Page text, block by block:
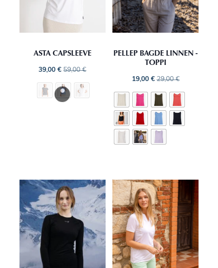
ASTA CAPSLEEVE
39,00€ 59,00€
PELLEP BAGDE LINNEN -
TOPPI
19,00 € 29,00€